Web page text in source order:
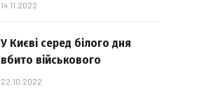
14.11.2022
У Києві серед білого дня
вбито військового
22.10.2022